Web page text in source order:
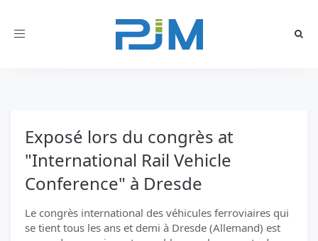
Toggle
Exposé lors du congrès at
"International Rail Vehicle
Conference" à Dresde
Le congrès international des véhicules ferroviaires qui
se tient tous les ans et demi à Dresde (Allemand) est